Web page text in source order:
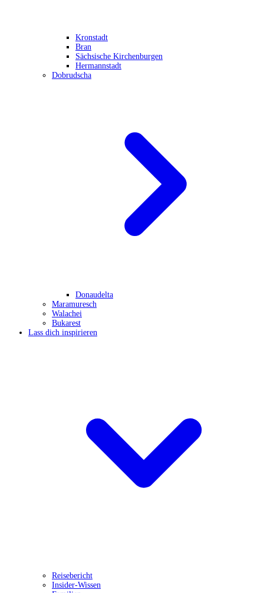
Kronstadt
Bran
Sächsische Kirchenburgen
Hermannstadt
Dobrudscha
Donaudelta
Maramuresch
Walachei
Bukarest
Lass dich inspirieren
Reisebericht
Insider-Wissen